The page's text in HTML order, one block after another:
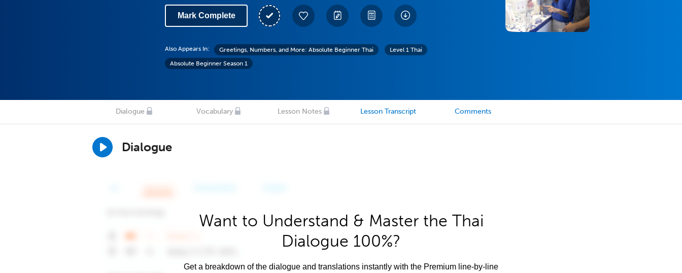
Mark Complete
Also Appears In: Greetings, Numbers, and More: Absolute Beginner Thai
Level 1 Thai
Absolute Beginner Season 1
Dialogue Vocabulary Lesson Notes Lesson Transcript Comments
Dialogue
Want to Understand & Master the Thai
Dialogue 100%?
Get a breakdown of the dialogue and translations instantly with the Premium line-by-line